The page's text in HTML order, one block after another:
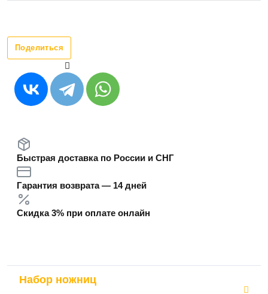
Поделиться
Быстрая доставка по России и СНГ
Гарантия возврата — 14 дней
Скидка 3% при оплате онлайн
Набор ножниц